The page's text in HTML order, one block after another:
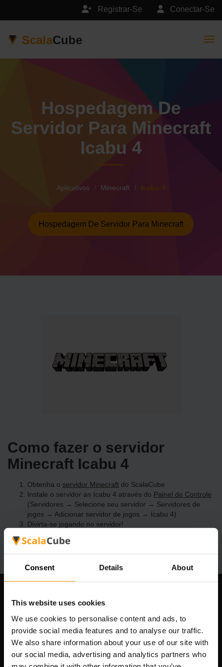
Consent Details About
This website uses cookies
We use cookies to personalise content and ads, to
provide social media features and to analyse our traffic.
We also share information about your use of our site with
our social media, advertising and analytics partners who
Conectar-Se
Registrar-Se
ScalaCube
Hospedagem De
Servidor Para Minecraft
Icabu 4
Aplicativos Minecraft Icabu 4
Hospedagem De Servidor Para Minecraft
Como fazer o servidor
Minecraft Icabu 4
Obtenha o servidor Minecraft do ScalaCube
Instale o servidor an Icabu 4 através do Painel de Controle
(Servidores → Selecione seu servidor → Servidores de
jogos → Adicionar servidor de jogos → Icabu 4)
Divirta-se jogando no servidor!
Nossa empresa
Scalable Hosting Solutions OÜ
Código de Registo: 14652605